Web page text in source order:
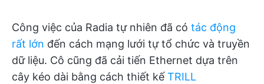
Công việc của Radia tự nhiên đã có tác động
rất lớn đến cách mạng lưới tự tổ chức và truyền
dữ liệu. Cô cũng đã cải tiến Ethernet dựa trên
cây kéo dài bằng cách thiết kế TRILL